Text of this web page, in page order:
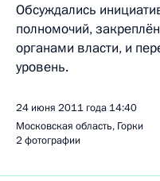
Обсуждались
полномочий,
органами власти, и
уровень.
24 июня 2011 года 14:40
Московская область, Горки
2 фотографии